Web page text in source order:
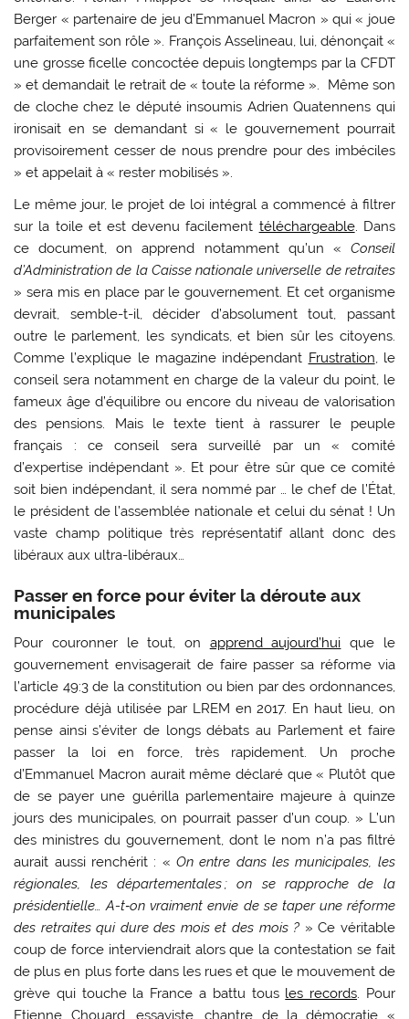
Berger « partenaire de jeu d’Emmanuel Macron » qui « joue
parfaitement son rôle ». François Asselineau, lui, dénonçait «
une grosse ficelle concoctée depuis longtemps par la CFDT
» et demandait le retrait de « toute la réforme ». Même son
de cloche chez le député insoumis Adrien Quatennens qui
ironisait en se demandant si « le gouvernement pourrait
provisoirement cesser de nous prendre pour des imbéciles
» et appelait à « rester mobilisés ».
Le même jour, le projet de loi intégral a commencé à filtrer
sur la toile et est devenu facilement téléchargeable. Dans
ce document, on apprend notamment qu’un « Conseil
d’Administration de la Caisse nationale universelle de retraites
» sera mis en place par le gouvernement. Et cet organisme
devrait, semble-t-il, décider d’absolument tout, passant
outre le parlement, les syndicats, et bien sûr les citoyens.
Comme l’explique le magazine indépendant Frustration, le
conseil sera notamment en charge de la valeur du point, le
fameux âge d’équilibre ou encore du niveau de valorisation
des pensions. Mais le texte tient à rassurer le peuple
français : ce conseil sera surveillé par un « comité
d’expertise indépendant ». Et pour être sûr que ce comité
soit bien indépendant, il sera nommé par … le chef de l’État,
le président de l’assemblée nationale et celui du sénat ! Un
vaste champ politique très représentatif allant donc des
libéraux aux ultra-libéraux…
Passer en force pour éviter la déroute aux
municipales
Pour couronner le tout, on apprend aujourd’hui que le
gouvernement envisagerait de faire passer sa réforme via
l’article 49:3 de la constitution ou bien par des ordonnances,
procédure déjà utilisée par LREM en 2017. En haut lieu, on
pense ainsi s’éviter de longs débats au Parlement et faire
passer la loi en force, très rapidement. Un proche
d’Emmanuel Macron aurait même déclaré que « Plutôt que
de se payer une guérilla parlementaire majeure à quinze
jours des municipales, on pourrait passer d’un coup. » L’un
des ministres du gouvernement, dont le nom n’a pas filtré
aurait aussi renchérit : « On entre dans les municipales, les
régionales, les départementales ; on se rapproche de la
présidentielle… A-t‑on vraiment envie de se taper une réforme
des retraites qui dure des mois et des mois ? » Ce véritable
coup de force interviendrait alors que la contestation se fait
de plus en plus forte dans les rues et que le mouvement de
grève qui touche la France a battu tous les records. Pour
Etienne Chouard, essayiste, chantre de la démocratie «